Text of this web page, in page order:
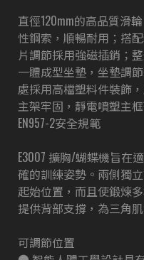
直徑120mm的高品質滑
性鋼索，順暢耐用；搭
片調節採用強磁插銷；
一體成型坐墊，坐墊調
處採用高檔塑料件裝飾
主架牢固，靜電噴塑主框
EN957-2安全規範
E3007 擴胸/蝴蝶機旨在
確的訓練姿勢。兩側獨
起始位置，而且使鍛煉
提供背部支撐，為三角
可調節位置